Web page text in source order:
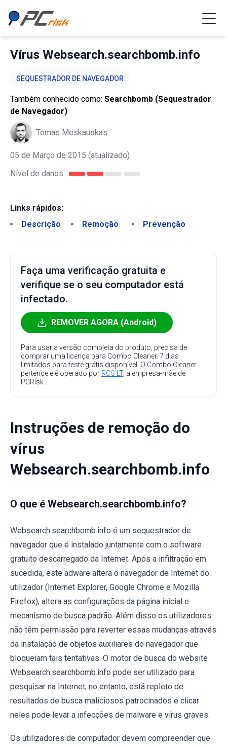
Vírus Websearch.searchbomb.info
SEQUESTRADOR DE NAVEGADOR
Também conhecido como: Searchbomb (Sequestrador
de Navegador)
Tomas Meskauskas
05 de Março de 2015 (atualizado)
Nível de danos:
Links rápidos:
Descrição
Remoção Prevenção
Faça uma verificação gratuita e
verifique se o seu computador está
infectado.
REMOVER AGORA (Android)
Para usar a versão completa do produto, precisa de
comprar uma licença para Combo Cleaner. 7 dias
limitados para teste grátis disponível. O Combo Cleaner
pertence e é operado por RCS LT, a empresa-mãe de
PCRisk.
Instruções de remoção do
vírus
Websearch.searchbomb.info
O que é Websearch.searchbomb.info?
Websearch.searchbomb.info é um sequestrador de
navegador que é instalado juntamente com o software
gratuito descarregado da Internet. Após a infiltração em
sucedida, este adware altera o navegador de Internet do
utilizador (Internet Explorer, Google Chrome e Mozilla
Firefox), altera as configurações da página inicial e
mecanismo de busca padrão. Além disso os utilizadores
não têm permissão para reverter essas mudanças através
da instalação de objetos auxiliares do navegador que
bloqueiam tais tentativas. O motor de busca do website
Websearch.searchbomb.info pode ser utilizado para
pesquisar na Internet, no entanto, está repleto de
resultados de busca maliciosos patrocinados e clicar
neles pode levar a infecções de malware e vírus graves.
Os utilizadores de computador devem compreender que